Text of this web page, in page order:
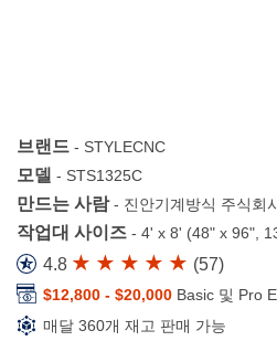
브랜드 - STYLECNC
모델 - STS1325C
만드는 사람- 진안기계방식 주식회
작업대 사이즈 - 4' x 8' (48" x 96",
4.8 (57)
$12,800 - $20,000 Basic 및 Pro
매달 360개 재고 판매 가능